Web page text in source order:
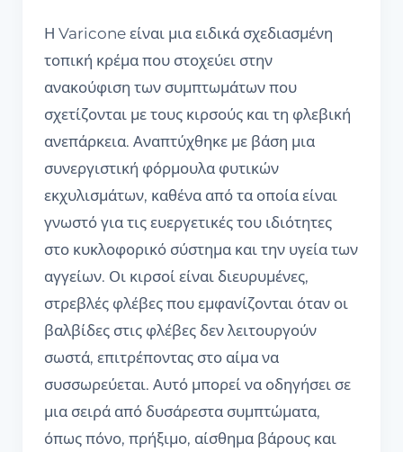
Η Varicone είναι μια ειδικά σχεδιασμένη
τοπική κρέμα που στοχεύει στην
ανακούφιση των συμπτωμάτων που
σχετίζονται με τους κιρσούς και τη φλεβική
ανεπάρκεια. Αναπτύχθηκε με βάση μια
συνεργιστική φόρμουλα φυτικών
εκχυλισμάτων, καθένα από τα οποία είναι
γνωστό για τις ευεργετικές του ιδιότητες
στο κυκλοφορικό σύστημα και την υγεία των
αγγείων. Οι κιρσοί είναι διευρυμένες,
στρεβλές φλέβες που εμφανίζονται όταν οι
βαλβίδες στις φλέβες δεν λειτουργούν
σωστά, επιτρέποντας στο αίμα να
συσσωρεύεται. Αυτό μπορεί να οδηγήσει σε
μια σειρά από δυσάρεστα συμπτώματα,
όπως πόνο, πρήξιμο, αίσθημα βάρους και